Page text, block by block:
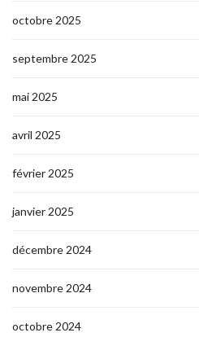
octobre 2025
septembre 2025
mai 2025
avril 2025
février 2025
janvier 2025
décembre 2024
novembre 2024
octobre 2024